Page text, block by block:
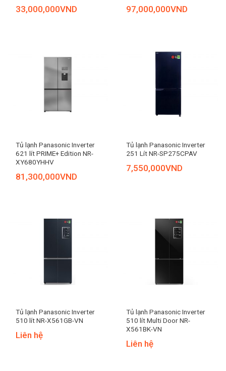
33,000,000VND 97,000,000VND
Tủ lạnh Panasonic Inverter
621 lít PRIME+ Edition NR-
XY680YHHV
81,300,000VND
Tủ lạnh Panasonic Inverter
251 Lít NR-SP275CPAV
7,550,000VND
Tủ lạnh Panasonic Inverter
510 lít NR-X561GB-VN
Liên hệ
Tủ lạnh Panasonic Inverter
510 lít Multi Door NR-
X561BK-VN​
Liên hệ